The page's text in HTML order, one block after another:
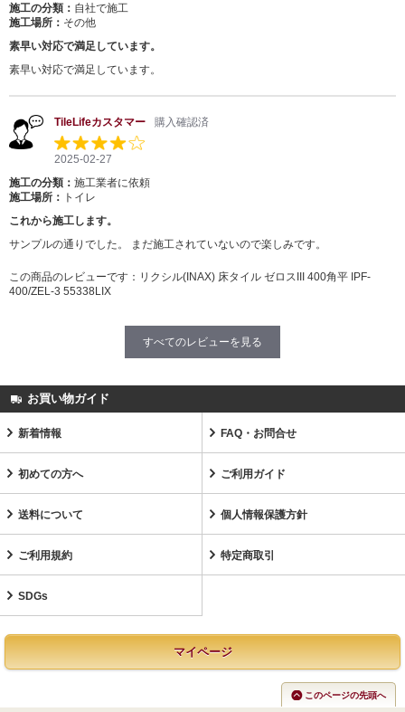
施工の分類： 自社で施工
施工場所： その他
素早い対応で満足しています。
素早い対応で満足しています。
TileLifeカスタマー 購入確認済
2025-02-27
施工の分類： 施工業者に依頼
施工場所： トイレ
これから施工します。
サンプルの通りでした。 まだ施工されていないので楽しみです。
この商品のレビューです： リクシル(INAX) 床タイル ゼロスIII 400角平 IPF-
400/ZEL-3 55338LIX
すべてのレビューを見る
お買い物ガイド
新着情報 FAQ・お問合せ
初めての方へ ご利用ガイド
送料について 個人情報保護方針
ご利用規約 特定商取引
SDGs
マイページ
このページの先頭へ